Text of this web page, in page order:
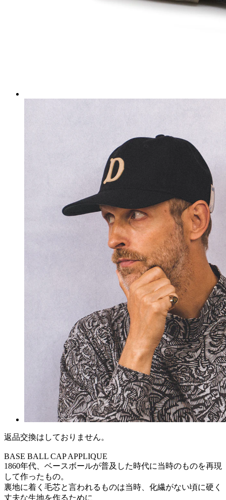
返品交換はしておりません。
BASE BALL CAP APPLIQUE
1860年代、ベースボールが普及した時代に当時のものを再現
して作ったもの。
裏地に着く毛芯と言われるものは当時、化繊がない頃に硬く
丈夫な生地を作るために